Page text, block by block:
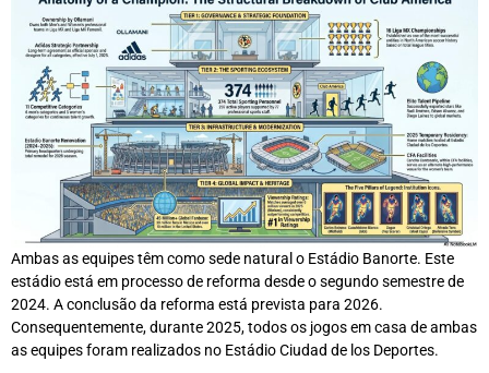
Ambas as equipes têm como sede natural o Estádio Banorte. Este
estádio está em processo de reforma desde o segundo semestre de
2024. A conclusão da reforma está prevista para 2026.
Consequentemente, durante 2025, todos os jogos em casa de ambas
as equipes foram realizados no Estádio Ciudad de los Deportes.